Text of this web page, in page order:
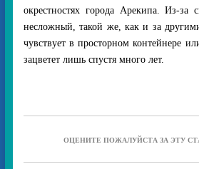
окрестностях города Арекипа. Из-за
несложный, такой же, как и за
чувствует в просторном контейнере
зацветет лишь спустя много лет.
ОЦЕНИТЕ ПОЖАЛУЙСТА ЗА ЭТУ